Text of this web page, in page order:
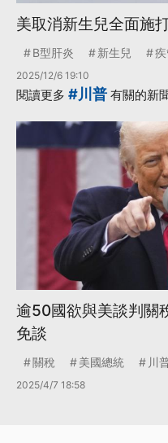
美取消新生兒全面施
B型肝炎 新生兒
2025/12/6 19:10
閱讀更多 #川普 有關的新
逾50國欲與美談判關
免談
關稅 美國總統 川
2025/4/7 18:58